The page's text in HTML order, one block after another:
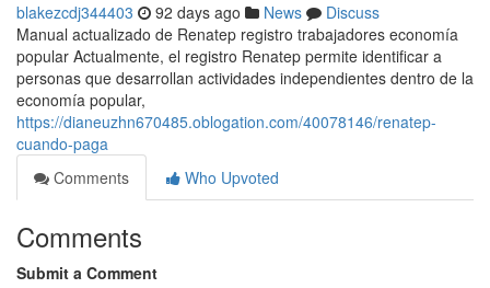
blakezcdj344403 92 days ago News
Discuss
Manual actualizado de Renatep registro trabajadores economía
popular Actualmente, el registro Renatep permite identificar a
personas que desarrollan actividades independientes dentro de la
economía popular,
https://dianeuzhn670485.oblogation.com/40078146/renatep-
cuando-paga
Comments
Who Upvoted
Comments
Submit a Comment